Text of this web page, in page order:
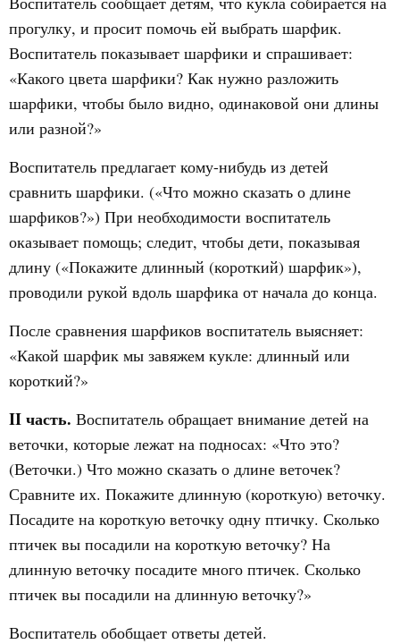
прогулку, и просит помочь ей выбрать шарфик.
Воспитатель показывает шарфики и спрашивает:
«Какого цвета шарфики? Как нужно разложить
шарфики, чтобы было видно, одинаковой они длины
или разной?»
Воспитатель предлагает кому-нибудь из детей
сравнить шарфики. («Что можно сказать о длине
шарфиков?») При необходимости воспитатель
оказывает помощь; следит, чтобы дети, показывая
длину («Покажите длинный (короткий) шарфик»),
проводили рукой вдоль шарфика от начала до конца.
После сравнения шарфиков воспитатель выясняет:
«Какой шарфик мы завяжем кукле: длинный или
короткий?»
II часть. Воспитатель обращает внимание детей на
веточки, которые лежат на подносах: «Что это?
(Веточки.) Что можно сказать о длине веточек?
Сравните их. Покажите длинную (короткую) веточку.
Посадите на короткую веточку одну птичку. Сколько
птичек вы посадили на короткую веточку? На
длинную веточку посадите много птичек. Сколько
птичек вы посадили на длинную веточку?»
Воспитатель обобщает ответы детей.